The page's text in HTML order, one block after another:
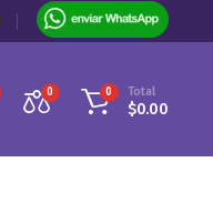
0 0 Total
$0.00